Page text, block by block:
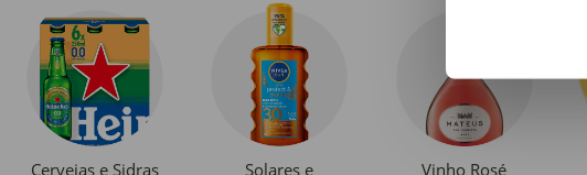
Cervejas e Sidras
Solares e
Vinho Rosé